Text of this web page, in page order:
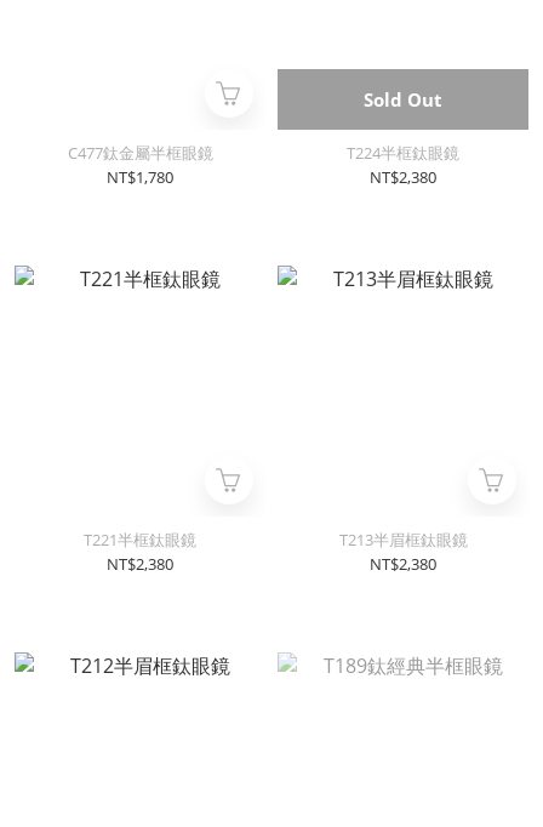
C477鈦金屬半框眼鏡
NT$1,780
Sold Out
T224半框鈦眼鏡
NT$2,380
T221半框鈦眼鏡
NT$2,380
T213半眉框鈦眼鏡
NT$2,380